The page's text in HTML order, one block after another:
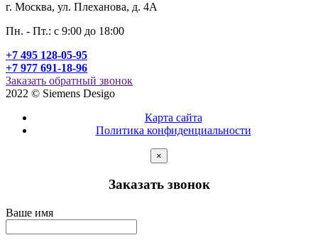
г. Москва, ул. Плеханова, д. 4А
Пн. - Пт.: c 9:00 до 18:00
+7 495 128-05-95
+7 977 691-18-96
Заказать обратный звонок
2022 © Siemens Desigo
Карта сайта
Политика конфиденциальности
×
Заказать звонок
Ваше имя